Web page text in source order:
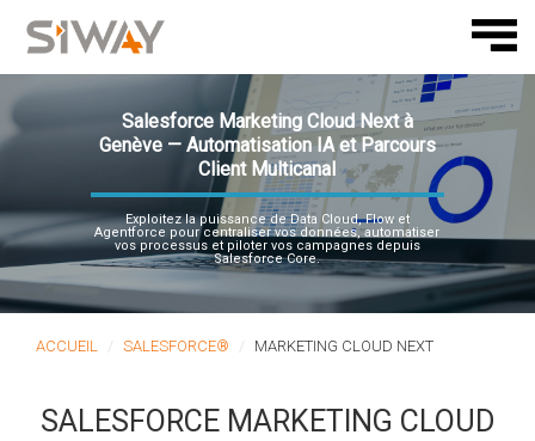
Salesforce Marketing Cloud Next à
Genève — Automatisation IA et Parcours
Client Multicanal
Exploitez la puissance de Data Cloud, Flow et
Agentforce pour centraliser vos données, automatiser
vos processus et piloter vos campagnes depuis
Salesforce Core.
ACCUEIL SALESFORCE® MARKETING CLOUD NEXT
SALESFORCE MARKETING CLOUD